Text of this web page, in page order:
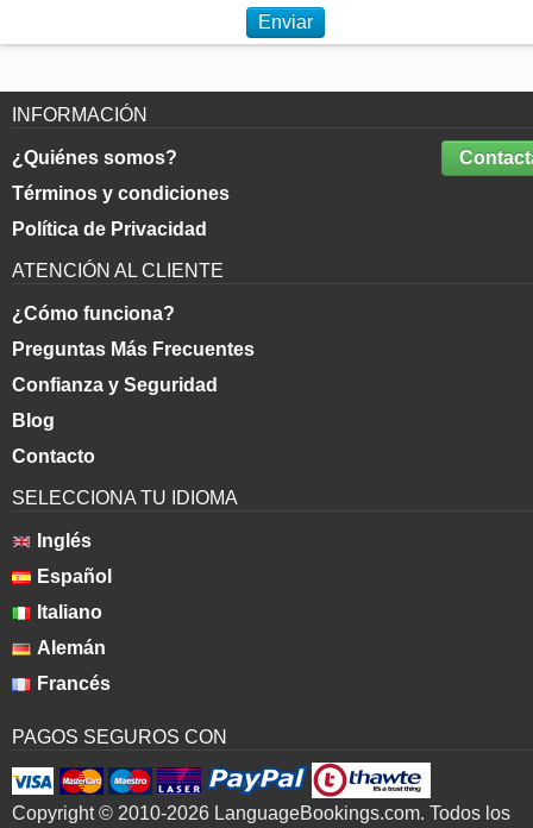
Enviar
INFORMACIÓN
¿Quiénes somos?
Términos y condiciones
Política de Privacidad
ATENCIÓN AL CLIENTE
¿Cómo funciona?
Preguntas Más Frecuentes
Confianza y Seguridad
Blog
Contacto
SELECCIONA TU IDIOMA
Inglés
Español
Italiano
Alemán
Francés
PAGOS SEGUROS CON
Copyright © 2010-2026 LanguageBookings.com. Todos los